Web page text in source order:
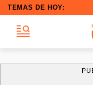
TEMAS DE HOY: